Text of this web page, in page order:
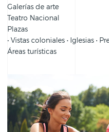
Galerías de arte
Teatro Nacional
Plazas
• Vistas coloniales • Iglesias •
Áreas turísticas